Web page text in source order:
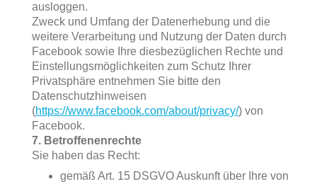
ausloggen.
Zweck und Umfang der Datenerhebung und die
weitere Verarbeitung und Nutzung der Daten durch
Facebook sowie Ihre diesbezüglichen Rechte und
Einstellungsmöglichkeiten zum Schutz Ihrer
Privatsphäre entnehmen Sie bitte den
Datenschutzhinweisen
(https://www.facebook.com/about/privacy/) von
Facebook.
7. Betroffenenrechte
Sie haben das Recht:
gemäß Art. 15 DSGVO Auskunft über Ihre von